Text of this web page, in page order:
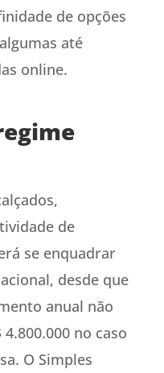
de opções
até
online.
de
se enquadrar
desde que
anual não
no caso
O Simples